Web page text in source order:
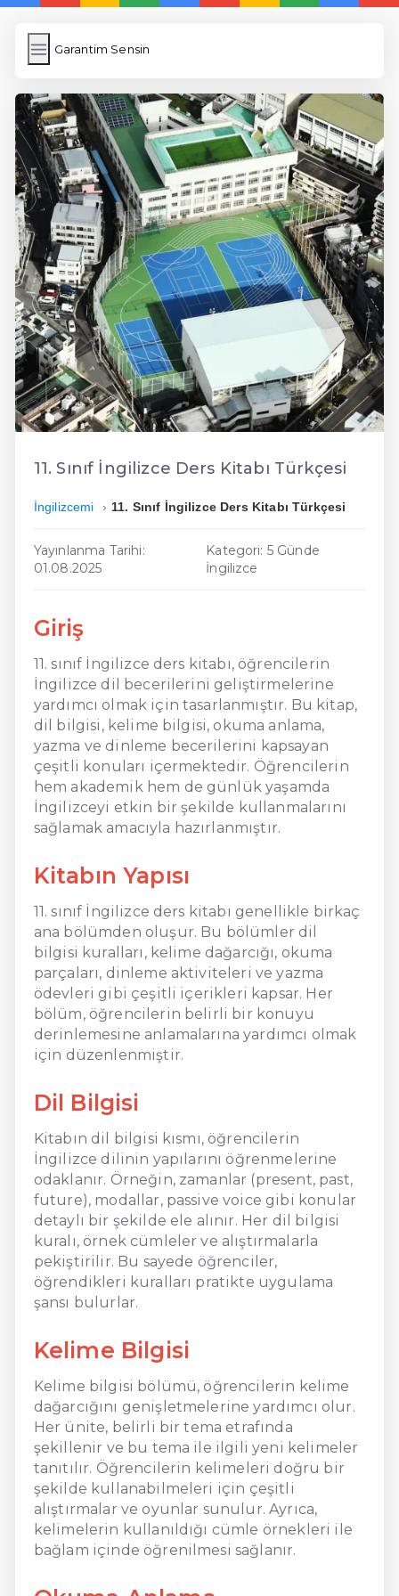
Garantim Sensin
Garantim Sensin
Resim Yükle
Wordpress Cache
Anasayfa
5 Günde İngilizce
İngilizce
Dil Eğitimi
En Hızlı İngilizce
En Kolay İngilizce
En Ucuz İngilizce
En Uygun İngilizce
Hızlı İngilizce
11. Sınıf İngilizce Ders Kitabı Türkçesi
İngilizcemi 11. Sınıf İngilizce Ders Kitabı Türkçesi
Yayınlanma Tarihi:
01.08.2025
Kategori: 5 Günde
İngilizce
Giriş
11. sınıf İngilizce ders kitabı, öğrencilerin
İngilizce dil becerilerini geliştirmelerine
yardımcı olmak için tasarlanmıştır. Bu kitap,
dil bilgisi, kelime bilgisi, okuma anlama,
yazma ve dinleme becerilerini kapsayan
çeşitli konuları içermektedir. Öğrencilerin
hem akademik hem de günlük yaşamda
İngilizceyi etkin bir şekilde kullanmalarını
sağlamak amacıyla hazırlanmıştır.
Kitabın Yapısı
11. sınıf İngilizce ders kitabı genellikle birkaç
ana bölümden oluşur. Bu bölümler dil
bilgisi kuralları, kelime dağarcığı, okuma
parçaları, dinleme aktiviteleri ve yazma
ödevleri gibi çeşitli içerikleri kapsar. Her
bölüm, öğrencilerin belirli bir konuyu
derinlemesine anlamalarına yardımcı olmak
için düzenlenmiştir.
Dil Bilgisi
Kitabın dil bilgisi kısmı, öğrencilerin
İngilizce dilinin yapılarını öğrenmelerine
odaklanır. Örneğin, zamanlar (present, past,
future), modallar, passive voice gibi konular
detaylı bir şekilde ele alınır. Her dil bilgisi
kuralı, örnek cümleler ve alıştırmalarla
pekiştirilir. Bu sayede öğrenciler,
öğrendikleri kuralları pratikte uygulama
şansı bulurlar.
Kelime Bilgisi
Kelime bilgisi bölümü, öğrencilerin kelime
dağarcığını genişletmelerine yardımcı olur.
Her ünite, belirli bir tema etrafında
şekillenir ve bu tema ile ilgili yeni kelimeler
tanıtılır. Öğrencilerin kelimeleri doğru bir
şekilde kullanabilmeleri için çeşitli
alıştırmalar ve oyunlar sunulur. Ayrıca,
kelimelerin kullanıldığı cümle örnekleri ile
bağlam içinde öğrenilmesi sağlanır.